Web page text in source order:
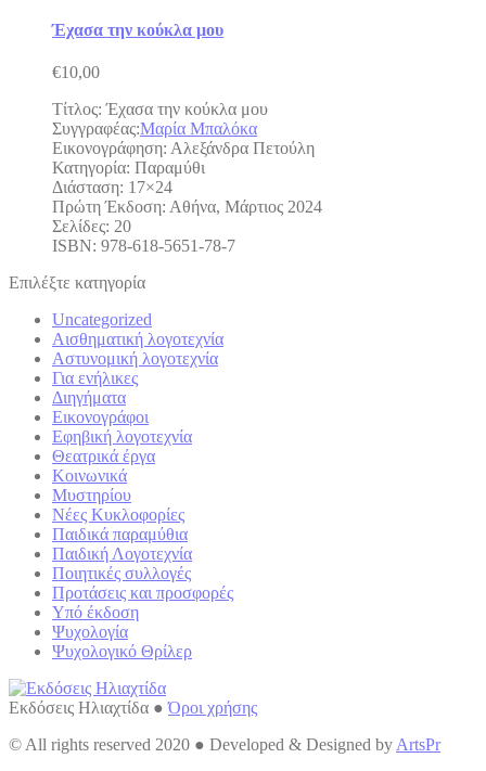
Έχασα την κούκλα μου
€10,00
Τίτλος: Έχασα την κούκλα μου
Συγγραφέας:Μαρία Μπαλόκα
Εικονογράφηση: Αλεξάνδρα Πετούλη
Κατηγορία: Παραμύθι
Διάσταση: 17×24
Πρώτη Έκδοση: Αθήνα, Μάρτιος 2024
Σελίδες: 20
ISBN: 978-618-5651-78-7
Επιλέξτε κατηγορία
Uncategorized
Αισθηματική λογοτεχνία
Αστυνομική λογοτεχνία
Για ενήλικες
Διηγήματα
Εικονογράφοι
Εφηβική λογοτεχνία
Θεατρικά έργα
Κοινωνικά
Μυστηρίου
Νέες Κυκλοφορίες
Παιδικά παραμύθια
Παιδική Λογοτεχνία
Ποιητικές συλλογές
Προτάσεις και προσφορές
Υπό έκδοση
Ψυχολογία
Ψυχολογικό Θρίλερ
Εκδόσεις Ηλιαχτίδα ●Όροι χρήσης
© All rights reserved 2020 ● Developed & Designed byArtsPr